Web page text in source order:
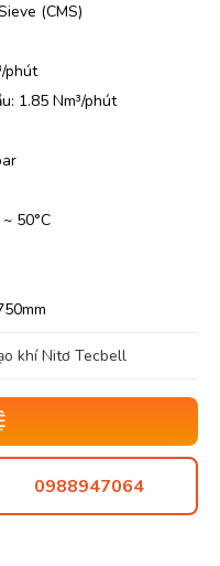
(CMS)
phút
1.85 Nm³/phút
50°C
khí Nitơ Tecbell
0988947064